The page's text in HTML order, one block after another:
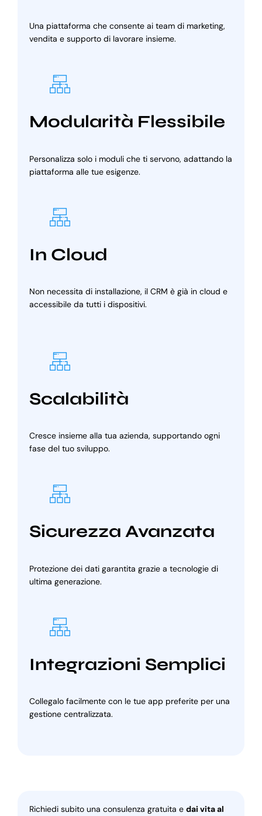
Una piattaforma che consente ai team di marketing,
vendita e supporto di lavorare insieme.
Modularità Flessibile
Personalizza solo i moduli che ti servono, adattando la
piattaforma alle tue esigenze.
In Cloud
Non necessita di installazione, il CRM è già in cloud e
accessibile da tutti i dispositivi.
Scalabilità
Cresce insieme alla tua azienda, supportando ogni
fase del tuo sviluppo.
Sicurezza Avanzata
Protezione dei dati garantita grazie a tecnologie di
ultima generazione.
Integrazioni Semplici
Collegalo facilmente con le tue app preferite per una
gestione centralizzata.
Richiedi subito una consulenza gratuita e dai vita al